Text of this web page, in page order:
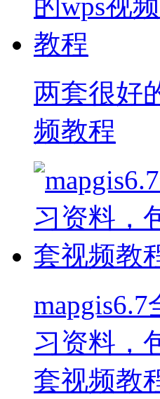
两套很好
频教程
mapgis6.7
习资料，
套视频教